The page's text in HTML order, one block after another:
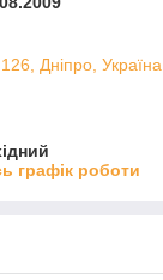
Дніпро, Україна
графік роботи